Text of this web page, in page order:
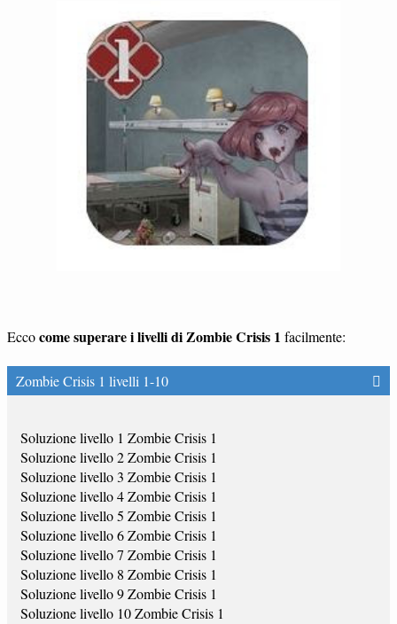
Eccocome superare i livelli di Zombie Crisis 1 facilmente:
Zombie Crisis 1 livelli 1-10
Soluzione livello 1 Zombie Crisis 1
Soluzione livello 2 Zombie Crisis 1
Soluzione livello 3 Zombie Crisis 1
Soluzione livello 4 Zombie Crisis 1
Soluzione livello 5 Zombie Crisis 1
Soluzione livello 6 Zombie Crisis 1
Soluzione livello 7 Zombie Crisis 1
Soluzione livello 8 Zombie Crisis 1
Soluzione livello 9 Zombie Crisis 1
Soluzione livello 10 Zombie Crisis 1